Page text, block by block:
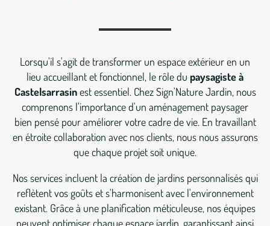
Lorsqu'il s'agit de transformer un espace extérieur en un
lieu accueillant et fonctionnel, le rôle du paysagiste à
Castelsarrasinest essentiel. Chez Sign'Nature Jardin, nous
comprenons l'importance d'un aménagement paysager
bien pensé pour améliorer votre cadre de vie. En travaillant
en étroite collaboration avec nos clients, nous nous assurons
que chaque projet soit unique.
Nos services incluent la création de jardins personnalisés qui
reflètent vos goûts et s'harmonisent avec l'environnement
existant. Grâce à une planification méticuleuse, nos équipes
peuvent optimiser chaque espace jardin, garantissant ainsi